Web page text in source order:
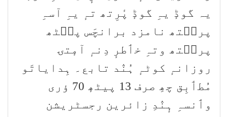
یہ گوڈٕ یہِ گوڈٕ پٔرِتھ تہٕ یہِ آسہِ
پرٮ۪تھ نامزد برانچَس پٮ۪ٹھ
پرٮ۪تھ وتہِ خٲطرٕ دِنہٕ آمٕتۍ
روزانہٕ کوٹہٕ ہُنٛد تابع۔ ہِدایاتَو
مُطٲبِق چھِ صرف 13 پیٹھٕ 70 ؤری
وٲنسہِ ہٕنٛدِ زائرین رجسٹریشن